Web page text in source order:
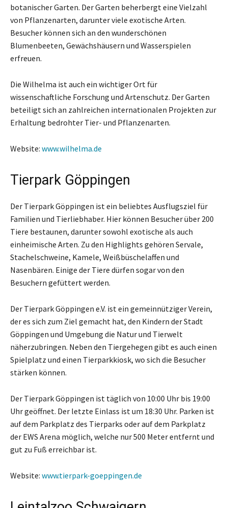
botanischer Garten. Der Garten beherbergt eine Vielzahl
von Pflanzenarten, darunter viele exotische Arten.
Besucher können sich an den wunderschönen
Blumenbeeten, Gewächshäusern und Wasserspielen
erfreuen.
Die Wilhelma ist auch ein wichtiger Ort für
wissenschaftliche Forschung und Artenschutz. Der Garten
beteiligt sich an zahlreichen internationalen Projekten zur
Erhaltung bedrohter Tier- und Pflanzenarten.
Website: www.wilhelma.de
Tierpark Göppingen
Der Tierpark Göppingen ist ein beliebtes Ausflugsziel für
Familien und Tierliebhaber. Hier können Besucher über 200
Tiere bestaunen, darunter sowohl exotische als auch
einheimische Arten. Zu den Highlights gehören Servale,
Stachelschweine, Kamele, Weißbüschelaffen und
Nasenbären. Einige der Tiere dürfen sogar von den
Besuchern gefüttert werden.
Der Tierpark Göppingen e.V. ist ein gemeinnütziger Verein,
der es sich zum Ziel gemacht hat, den Kindern der Stadt
Göppingen und Umgebung die Natur und Tierwelt
näherzubringen. Neben den Tiergehegen gibt es auch einen
Spielplatz und einen Tierparkkiosk, wo sich die Besucher
stärken können.
Der Tierpark Göppingen ist täglich von 10:00 Uhr bis 19:00
Uhr geöffnet. Der letzte Einlass ist um 18:30 Uhr. Parken ist
auf dem Parkplatz des Tierparks oder auf dem Parkplatz
der EWS Arena möglich, welche nur 500 Meter entfernt und
gut zu Fuß erreichbar ist.
Website: www.tierpark-goeppingen.de